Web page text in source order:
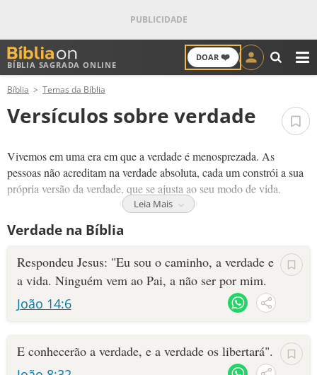
BÍBLIA SAGRADA ONLINE
DOAR ❤️
ANTIGO TESTAMENTO
VERSÍCULOS
VERSÍCULO DO DIA
PALAVRA DO DIA
SALMO DO DIA
DEVOCIONAL DIÁRIO
Bíblia Temas da Bíblia
Versículos sobre verdade
Vivemos em uma era em que a verdade é menosprezada. As
pessoas não acreditam na verdade absoluta, cada um constrói a sua
própria versão da verdade, que se ajusta ao seu modo de vida.
A Bíblia não diz que Jesus é apenas uma verdade, diz que Ele é A
Verdade. Isso significa que Ele é a personificação da verdade e não
Deus quer mudar as nossas vidas com a Sua verdadee só Jesus
pode remover as vendas e as amarras da mentira que nos impedem
de viver de forma feliz e digna.
Leia Mais
Verdade na Bíblia
Respondeu Jesus: "Eu sou o caminho, a verdade e
a vida. Ninguém vem ao Pai, a não ser por mim.
João 14:6
E conhecerão a verdade, e a verdade os libertará".